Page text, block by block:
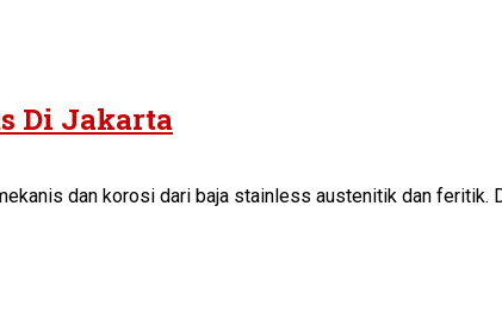
Di Jakarta
dan korosi dari baja stainless austenitik dan